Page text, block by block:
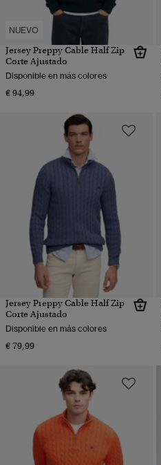
NUEVO
Jersey Preppy Cable Half Zip
Corte Ajustado
Disponible en más colores
€ 94,99
Jersey Preppy Cable Half Zip
Corte Ajustado
Disponible en más colores
€ 79,99